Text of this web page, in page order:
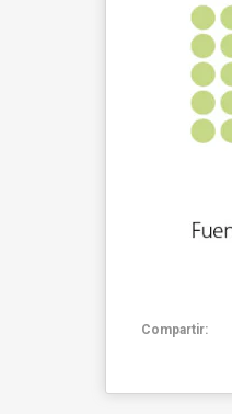
Compartir: